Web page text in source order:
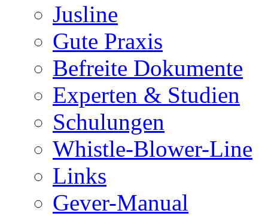
Jusline
Gute Praxis
Befreite Dokumente
Experten & Studien
Schulungen
Whistle-Blower-Line
Links
Gever-Manual